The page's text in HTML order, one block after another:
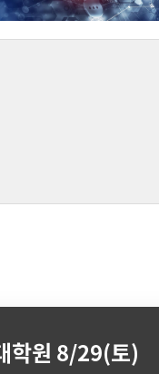
학원 8/29(토)
)